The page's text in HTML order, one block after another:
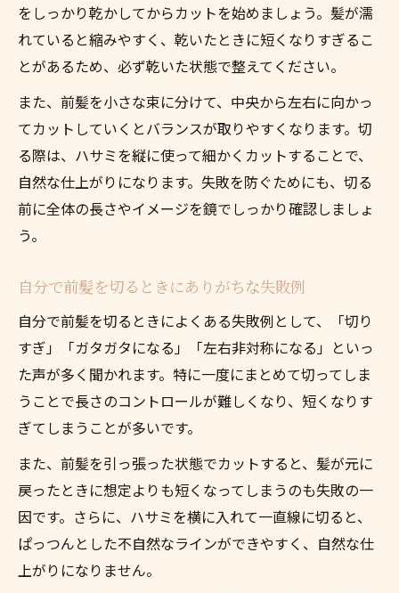
をしっかり乾かしてからカットを始めましょう。髪が濡
れていると縮みやすく、乾いたときに短くなりすぎるこ
とがあるため、必ず乾いた状態で整えてください。
また、前髪を小さな束に分けて、中央から左右に向かっ
てカットしていくとバランスが取りやすくなります。切
る際は、ハサミを縦に使って細かくカットすることで、
自然な仕上がりになります。失敗を防ぐためにも、切る
前に全体の長さやイメージを鏡でしっかり確認しましょ
う。
自分で前髪を切るときにありがちな失敗例
自分で前髪を切るときによくある失敗例として、「切り
すぎ」「ガタガタになる」「左右非対称になる」といっ
た声が多く聞かれます。特に一度にまとめて切ってしま
うことで長さのコントロールが難しくなり、短くなりす
ぎてしまうことが多いです。
また、前髪を引っ張った状態でカットすると、髪が元に
戻ったときに想定よりも短くなってしまうのも失敗の一
因です。さらに、ハサミを横に入れて一直線に切ると、
ぱっつんとした不自然なラインができやすく、自然な仕
上がりになりません。